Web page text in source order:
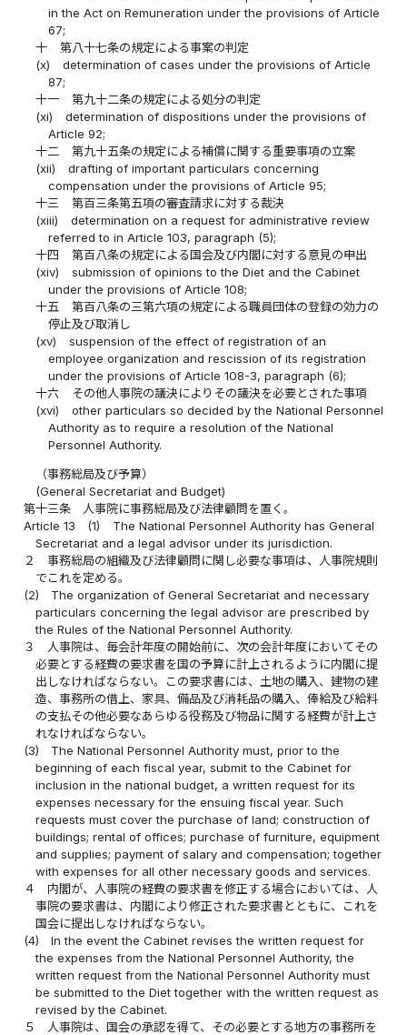
in the Act on Remuneration under the provisions of Article
67;
十
第八十七条の規定による事案の判定
(x)
determination of cases under the provisions of Article
87;
十一
第九十二条の規定による処分の判定
(xi)
determination of dispositions under the provisions of
Article 92;
十二
第九十五条の規定による補償に関する重要事項の立案
(xii)
drafting of important particulars concerning
compensation under the provisions of Article 95;
十三
第百三条第五項の審査請求に対する裁決
(xiii)
determination on a request for administrative review
referred to in Article 103, paragraph (5);
十四
第百八条の規定による国会及び内閣に対する意見の申出
(xiv)
submission of opinions to the Diet and the Cabinet
under the provisions of Article 108;
十五
第百八条の三第六項の規定による職員団体の登録の効力の
停止及び取消し
(xv)
suspension of the effect of registration of an
employee organization and rescission of its registration
under the provisions of Article 108-3, paragraph (6);
十六
その他人事院の議決によりその議決を必要とされた事項
(xvi)
other particulars so decided by the National Personnel
Authority as to require a resolution of the National
Personnel Authority.
（事務総局及び予算）
(General Secretariat and Budget)
第十三条
人事院に事務総局及び法律顧問を置く。
Article 13
(1)
The National Personnel Authority has General
Secretariat and a legal advisor under its jurisdiction.
２
事務総局の組織及び法律顧問に関し必要な事項は、人事院規則
でこれを定める。
(2)
The organization of General Secretariat and necessary
particulars concerning the legal advisor are prescribed by
the Rules of the National Personnel Authority.
３
人事院は、毎会計年度の開始前に、次の会計年度においてその
必要とする経費の要求書を国の予算に計上されるように内閣に提
出しなければならない。この要求書には、土地の購入、建物の建
造、事務所の借上、家具、備品及び消耗品の購入、俸給及び給料
の支払その他必要なあらゆる役務及び物品に関する経費が計上さ
れなければならない。
(3)
The National Personnel Authority must, prior to the
beginning of each fiscal year, submit to the Cabinet for
inclusion in the national budget, a written request for its
expenses necessary for the ensuing fiscal year. Such
requests must cover the purchase of land; construction of
buildings; rental of offices; purchase of furniture, equipment
and supplies; payment of salary and compensation; together
with expenses for all other necessary goods and services.
４
内閣が、人事院の経費の要求書を修正する場合においては、人
事院の要求書は、内閣により修正された要求書とともに、これを
国会に提出しなければならない。
(4)
In the event the Cabinet revises the written request for
the expenses from the National Personnel Authority, the
written request from the National Personnel Authority must
be submitted to the Diet together with the written request as
revised by the Cabinet.
５
人事院は、国会の承認を得て、その必要とする地方の事務所を